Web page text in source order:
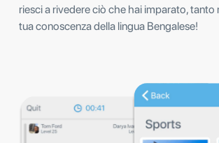
riesci a rivedere ciò che hai imparato, tanto
tua conoscenza della lingua Bengalese!